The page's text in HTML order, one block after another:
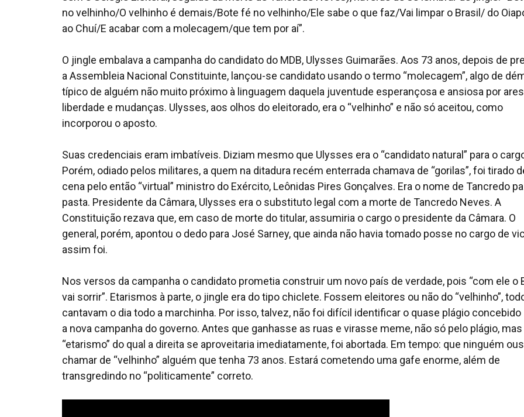
no velhinho/O velhinho é demais/Bote fé no velhinho/Ele sabe o que faz/Vai limpar o Brasil/ do
ao Chuí/E acabar com a molecagem/que tem por aí”.
O jingle embalava a campanha do candidato do MDB, Ulysses Guimarães. Aos 73 anos, depois de
a Assembleia Nacional Constituinte, lançou-se candidato usando o termo “molecagem”, algo de
típico de alguém não muito próximo à linguagem daquela juventude esperançosa e ansiosa por
liberdade e mudanças. Ulysses, aos olhos do eleitorado, era o “velhinho” e não só aceitou, como
incorporou o aposto.
Suas credenciais eram imbatíveis. Diziam mesmo que Ulysses era o “candidato natural” para o
Porém, odiado pelos militares, a quem na ditadura recém enterrada chamava de “gorilas”, foi tirado
cena pelo então “virtual” ministro do Exército, Leônidas Pires Gonçalves. Era o nome de Tancredo
pasta. Presidente da Câmara, Ulysses era o substituto legal com a morte de Tancredo Neves. A
Constituição rezava que, em caso de morte do titular, assumiria o cargo o presidente da Câmara. O
general, porém, apontou o dedo para José Sarney, que ainda não havia tomado posse no cargo de
assim foi.
Nos versos da campanha o candidato prometia construir um novo país de verdade, pois “com ele o
vai sorrir”. Etarismos à parte, o jingle era do tipo chiclete. Fossem eleitores ou não do “velhinho”,
cantavam o dia todo a marchinha. Por isso, talvez, não foi difícil identificar o quase plágio concebido
a nova campanha do governo. Antes que ganhasse as ruas e virasse meme, não só pelo plágio,
“etarismo” do qual a direita se aproveitaria imediatamente, foi abortada. Em tempo: que ninguém
chamar de “velhinho” alguém que tenha 73 anos. Estará cometendo uma gafe enorme, além de
transgredindo no “politicamente” correto.